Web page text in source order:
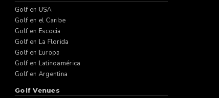
Golf en USA
Golf en el Caribe
Golf en Escocia
Golf en La Florida
Golf en Europa
Golf en Latinoamérica
Golf en Argentina
Golf Venues